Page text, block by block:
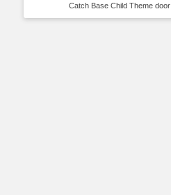
Catch Base Child Theme door